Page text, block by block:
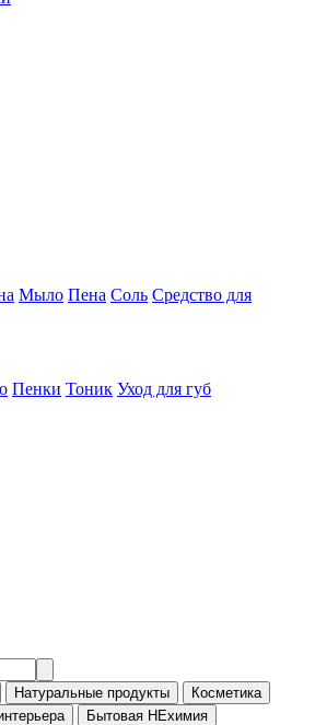
Мыло Пена Соль Средство для
Пенки Тоник Уход для губ
Натуральные продукты
Косметика
Бытовая НЕхимия